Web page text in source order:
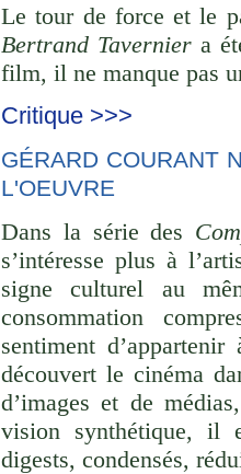
Le tour de force et le
Bertrand Tavernier a
film, il ne manque pas
Critique >>>
GÉRARD COURANT
L'OEUVRE
Dans la série des
s’intéresse plus à
signe culturel au
consommation
sentiment
découvert le cinéma
d’images et de
vision synthétique, il
digests, condensés,